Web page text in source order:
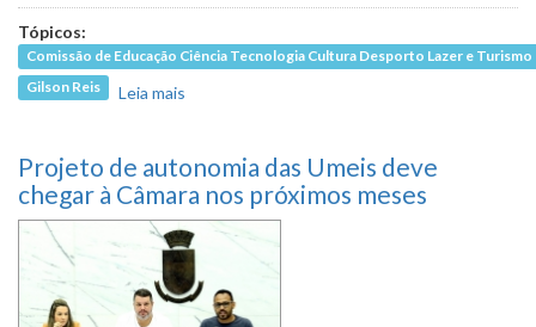
Tópicos:
Comissão de Educação Ciência Tecnologia Cultura Desporto Lazer e Turismo
Gilson Reis
Leia mais
Projeto de autonomia das Umeis deve
chegar à Câmara nos próximos meses